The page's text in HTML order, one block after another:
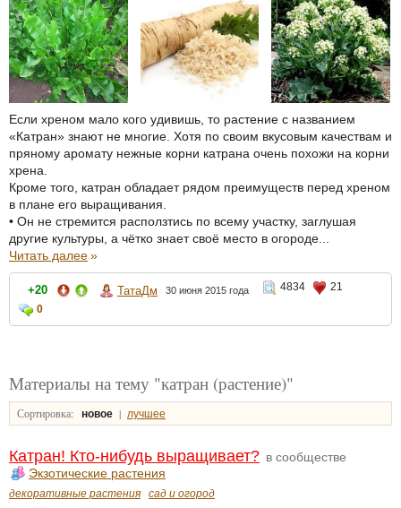
Если хреном мало кого удивишь, то растение с названием
«Катран» знают не многие. Хотя по своим вкусовым качествам и
пряному аромату нежные корни катрана очень похожи на корни
хрена.
Кроме того, катран обладает рядом преимуществ перед хреном
в плане его выращивания.
• Он не стремится расползтись по всему участку, заглушая
другие культуры, а чётко знает своё место в огороде...
Читать далее»
+20 ТатаДм 30 июня 2015 года 4834
21
0
Материалы на тему "катран (растение)"
Сортировка: новое | лучшее
Катран! Кто-нибудь выращивает? в сообществе
Экзотические растения
декоративные растения сад и огород